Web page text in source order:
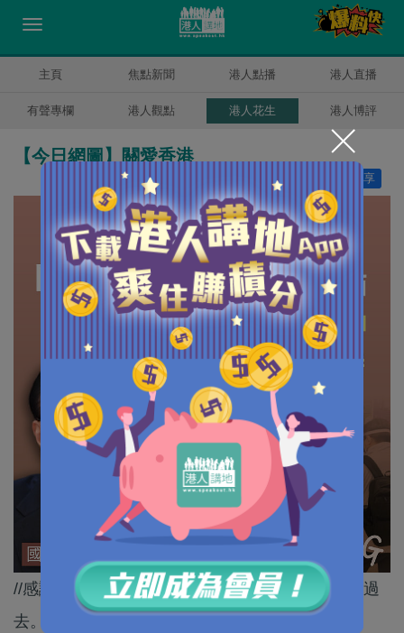
主頁 焦點新聞 港人點播 港人直播
有聲專欄 港人觀點 港人花生 港人博評
【今日網圖】關愛香港
分享
//感謝中央全力支持香港抗疫！希望疫情可以盡快過
去。//